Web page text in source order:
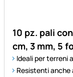
10 pz. pali
cm, 3 mm, 5
Ideali per terreni
Resistenti